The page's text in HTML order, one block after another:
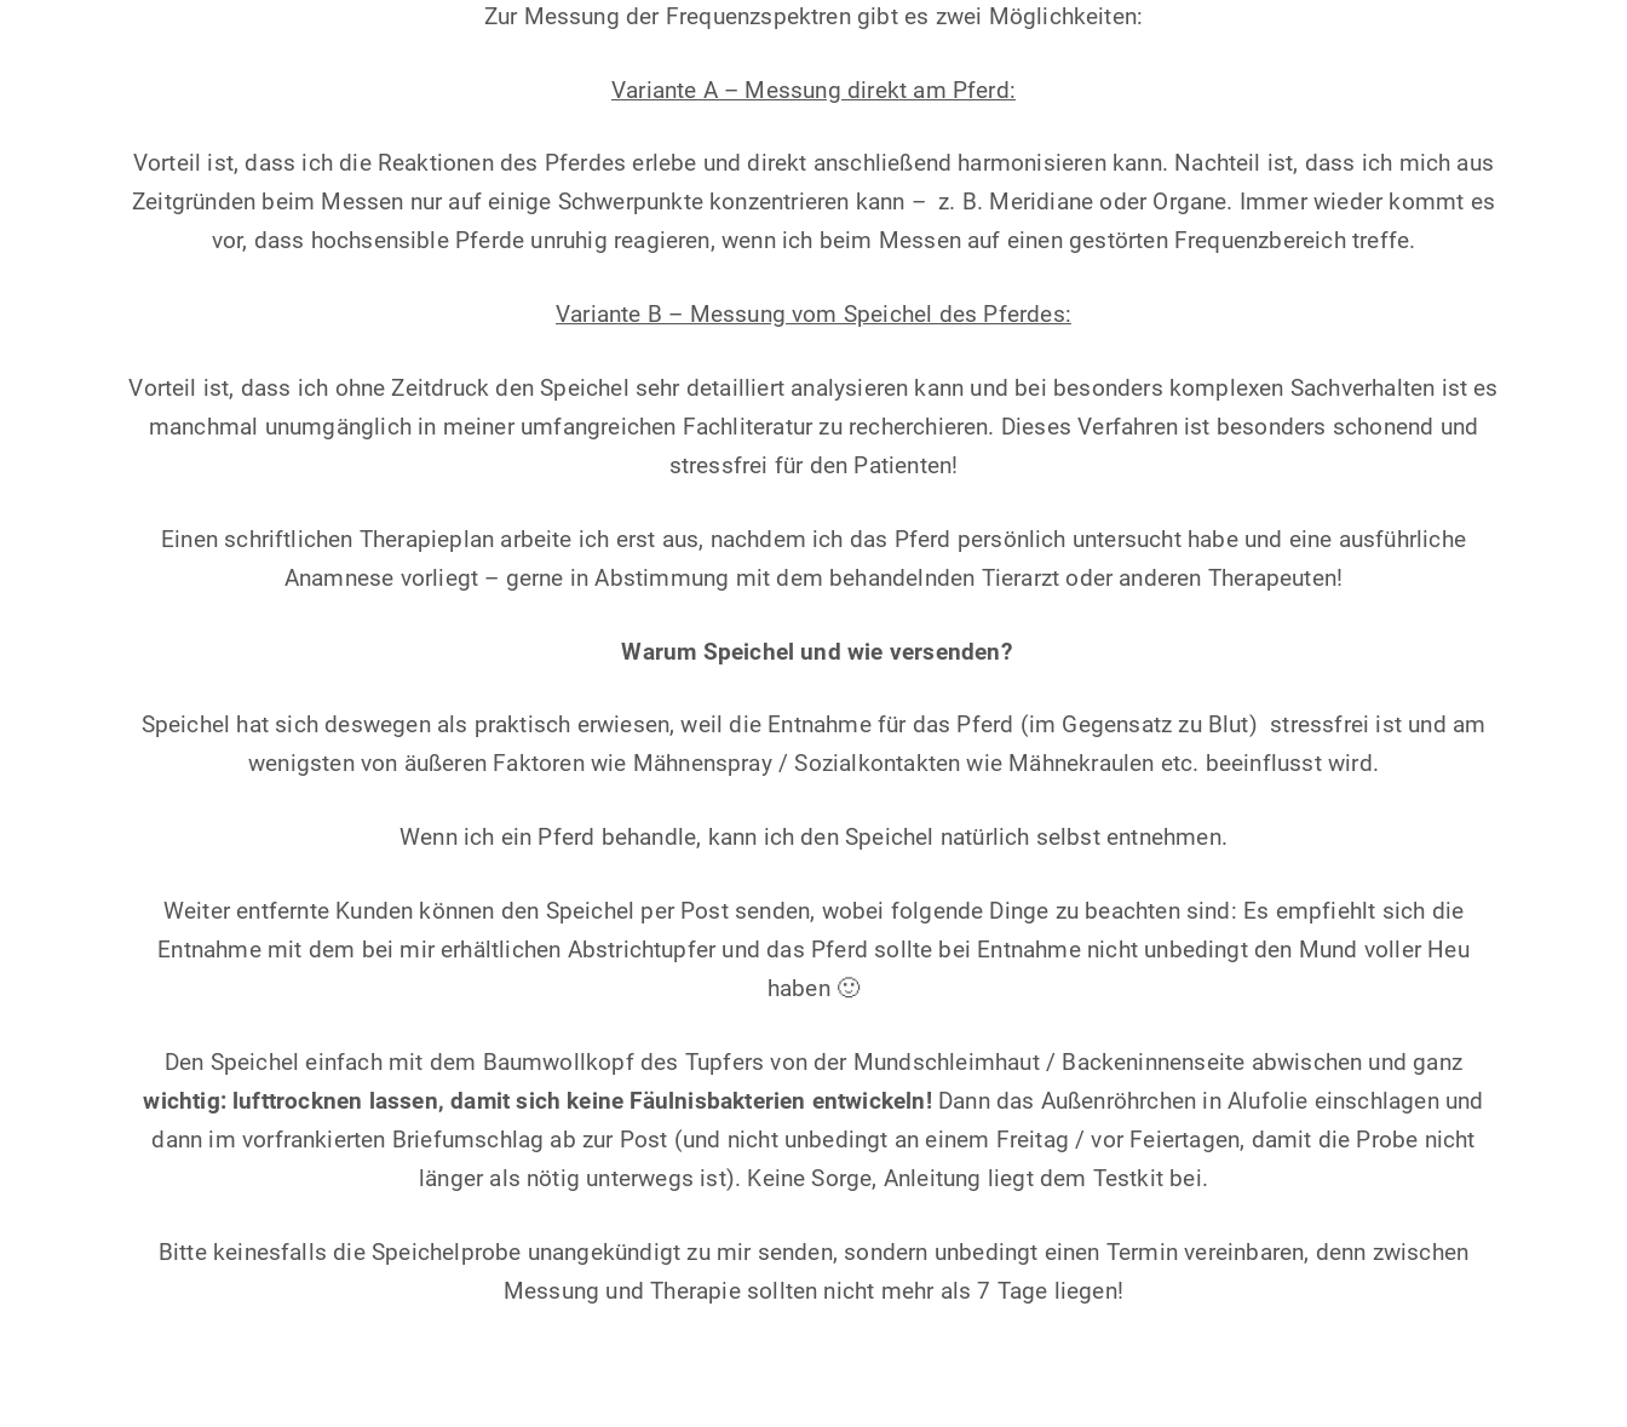
Zur Messung der Frequenzspektren gibt es zwei Möglichkeiten:
Variante A – Messung direkt am Pferd:
Vorteil ist, dass ich die Reaktionen des Pferdes erlebe und direkt anschließend harmonisieren kann. Nachteil ist, dass ich mich aus
Zeitgründen beim Messen nur auf einige Schwerpunkte konzentrieren kann – z. B. Meridiane oder Organe. Immer wieder kommt es
vor, dass hochsensible Pferde unruhig reagieren, wenn ich beim Messen auf einen gestörten Frequenzbereich treffe.
Variante B – Messung vom Speichel des Pferdes:
Vorteil ist, dass ich ohne Zeitdruck den Speichel sehr detailliert analysieren kann und bei besonders komplexen Sachverhalten ist es
manchmal unumgänglich in meiner umfangreichen Fachliteratur zu recherchieren. Dieses Verfahren ist besonders schonend und
stressfrei für den Patienten!
Einen schriftlichen Therapieplan arbeite ich erst aus, nachdem ich das Pferd persönlich untersucht habe und eine ausführliche
Anamnese vorliegt – gerne in Abstimmung mit dem behandelnden Tierarzt oder anderen Therapeuten!
Warum Speichel und wie versenden?
Speichel hat sich deswegen als praktisch erwiesen, weil die Entnahme für das Pferd (im Gegensatz zu Blut) stressfrei ist und am
wenigsten von äußeren Faktoren wie Mähnenspray / Sozialkontakten wie Mähnekraulen etc. beeinflusst wird.
Wenn ich ein Pferd behandle, kann ich den Speichel natürlich selbst entnehmen.
Weiter entfernte Kunden können den Speichel per Post senden, wobei folgende Dinge zu beachten sind: Es empfiehlt sich die
Entnahme mit dem bei mir erhältlichen Abstrichtupfer und das Pferd sollte bei Entnahme nicht unbedingt den Mund voller Heu
haben 🙂
Den Speichel einfach mit dem Baumwollkopf des Tupfers von der Mundschleimhaut / Backeninnenseite abwischen und ganz
wichtig: lufttrocknen lassen, damit sich keine Fäulnisbakterien entwickeln! Dann das Außenröhrchen in Alufolie einschlagen und
dann im vorfrankierten Briefumschlag ab zur Post (und nicht unbedingt an einem Freitag / vor Feiertagen, damit die Probe nicht
länger als nötig unterwegs ist). Keine Sorge, Anleitung liegt dem Testkit bei.
Bitte keinesfalls die Speichelprobe unangekündigt zu mir senden, sondern unbedingt einen Termin vereinbaren, denn zwischen
Messung und Therapie sollten nicht mehr als 7 Tage liegen!